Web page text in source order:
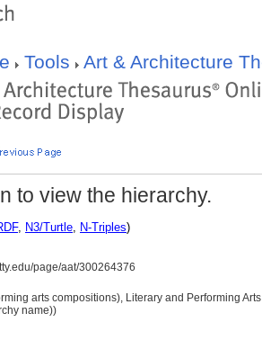
Tools Art & Architecture
to view the hierarchy.
, N3/Turtle, N-Triples)
page/aat/300264376
arts compositions), Literary and Performing
name))